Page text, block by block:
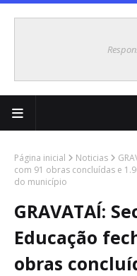
Página inicial Noticias
com 91 obras concluídas e
do município
GRAVATAÍ:
Educação
obras